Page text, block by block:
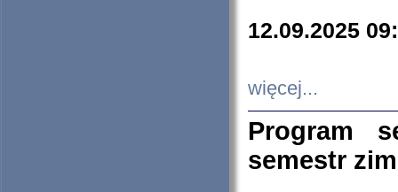
12.09.2025
więcej...
Program
semestr